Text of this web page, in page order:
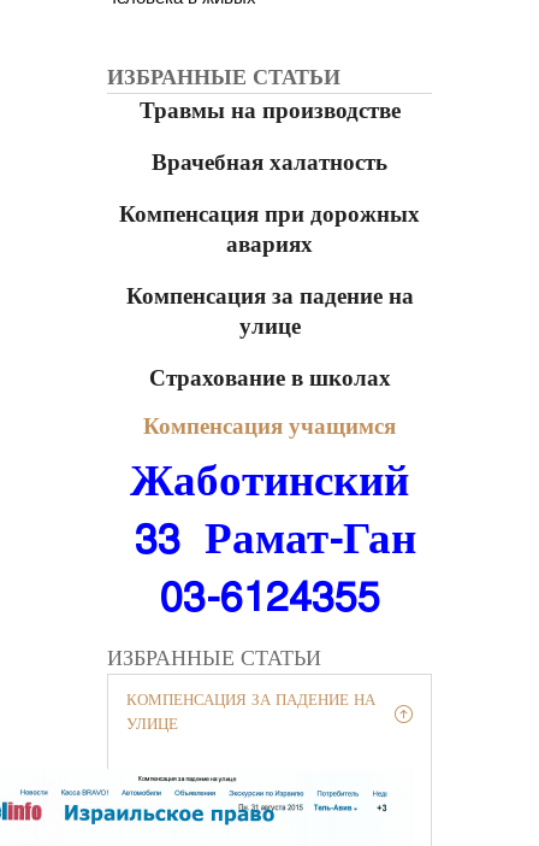
ИЗБРАННЫЕ СТАТЬИ
Травмы на производстве
Врачебная халатность
Компенсация при дорожных
авариях
Компенсация за падение на
улице
Страхование в школах
Компенсация учащимся
Жаботинский
33 Рамат-Ган
03-6124355
ИЗБРАННЫЕ СТАТЬИ
КОМПЕНСАЦИЯ ЗА ПАДЕНИЕ НА
УЛИЦЕ